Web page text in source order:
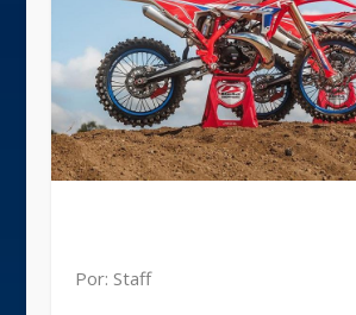
Por: Staff